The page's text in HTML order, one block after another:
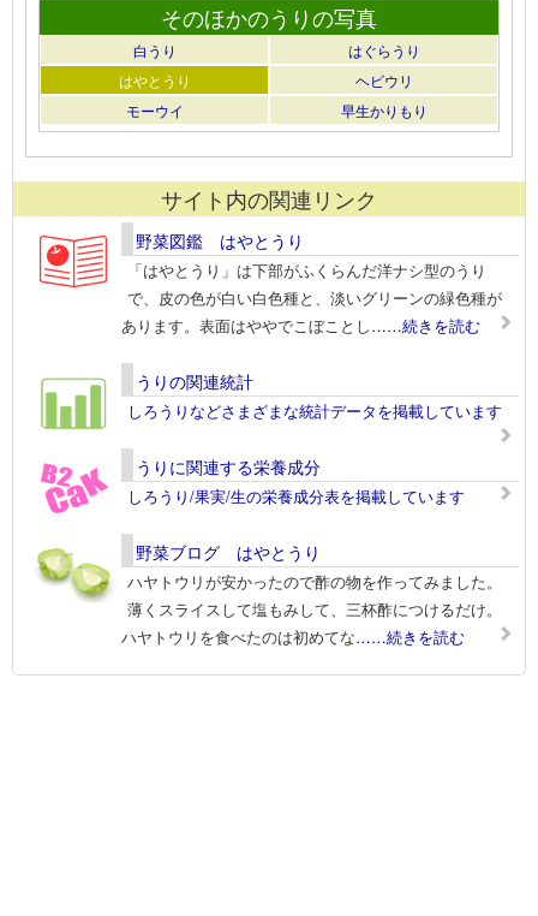
そのほかのうりの写真
白うり
はぐらうり
はやとうり
ヘビウリ
モーウイ
早生かりもり
サイト内の関連リンク
野菜図鑑 はやとうり
「はやとうり」は下部がふくらんだ洋ナシ型のうり
で、皮の色が白い白色種と、淡いグリーンの緑色種が
あります。表面はややでこぼことし……続きを読む
うりの関連統計
しろうりなどさまざまな統計データを掲載しています
うりに関連する栄養成分
しろうり/果実/生の栄養成分表を掲載しています
野菜ブログ はやとうり
ハヤトウリが安かったので酢の物を作ってみました。
薄くスライスして塩もみして、三杯酢につけるだけ。
ハヤトウリを食べたのは初めてな……続きを読む